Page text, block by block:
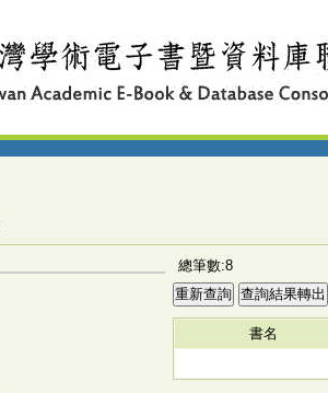
總筆數:8
書名